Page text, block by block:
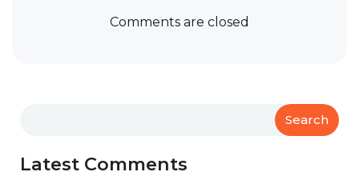
Comments are closed
Search
Latest Comments